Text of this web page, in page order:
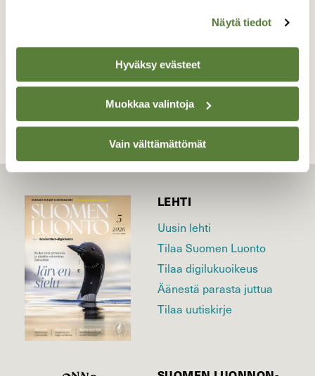
Näytä tiedot
Hyväksy evästeet
Muokkaa valintoja
Vain välttämättömät
TAKAISIN LISTAAN
LEHTI
Uusin lehti
Tilaa Suomen Luonto
Tilaa digilukuoikeus
Äänestä parasta juttua
Tilaa uutiskirje